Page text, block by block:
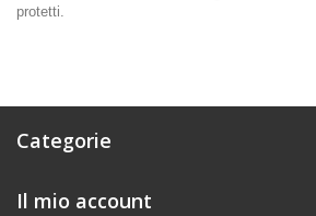
protetti.
Categorie
Il mio account